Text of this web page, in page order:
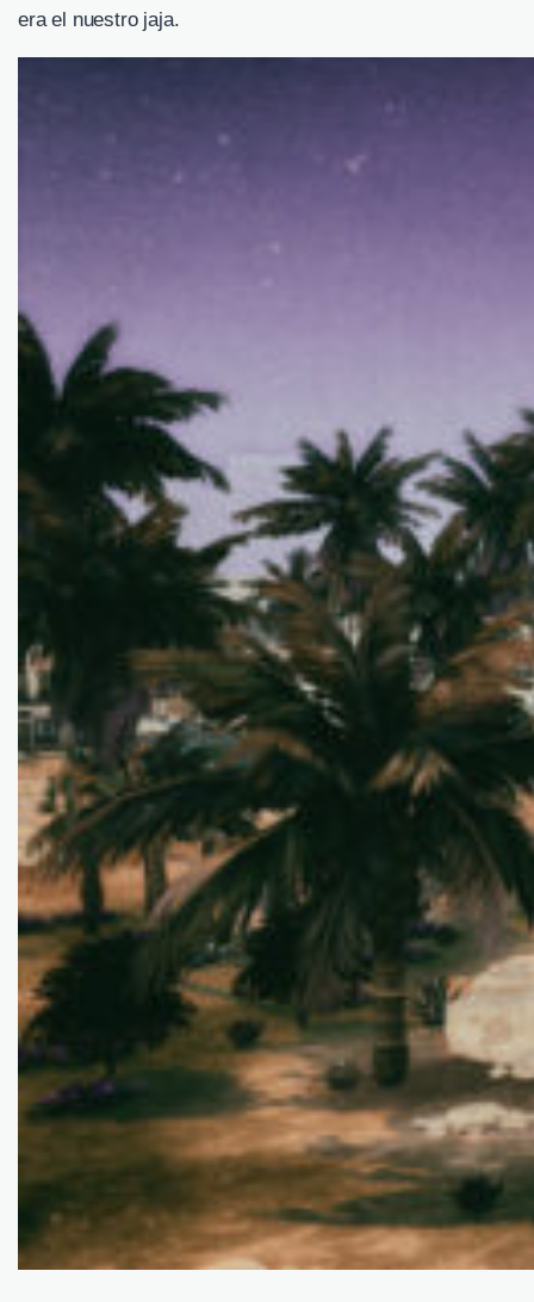
era el nuestro jaja.